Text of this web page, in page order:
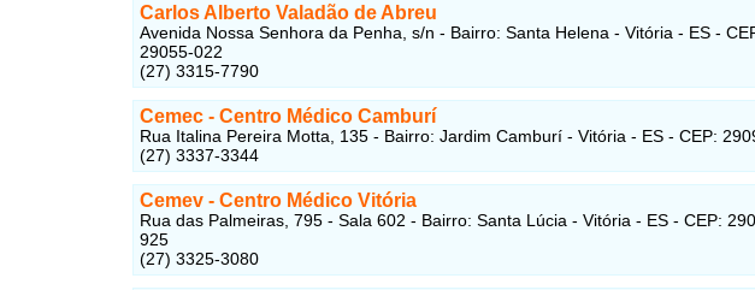
Carlos Alberto Valadão de Abreu
Avenida Nossa Senhora da Penha, s/n - Bairro: Santa Helena - Vitória - ES -
29055-022
(27) 3315-7790
Cemec - Centro Médico Camburí
Rua Italina Pereira Motta, 135 - Bairro: Jardim Camburí - Vitória - ES - CEP:
(27) 3337-3344
Cemev - Centro Médico Vitória
Rua das Palmeiras, 795 - Sala 602 - Bairro: Santa Lúcia - Vitória - ES - CEP:
925
(27) 3325-3080